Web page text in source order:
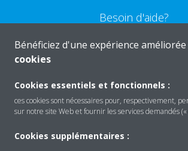
Besoin d'aide?
CONTACTEZ-NOUS
Bénéficiez d'une expérience
cookies
Cookies essentiels et fonctionnels :
ces cookies sont nécessaires pour, respectivement,
sur notre site Web et fournir les services demandés
Cookies supplémentaires :